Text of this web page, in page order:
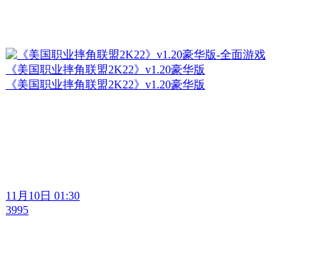
《美国职业摔角联盟2K22》v1.20豪华版
《美国职业摔角联盟2K22》v1.20豪华版
11月10日 01:30
3995